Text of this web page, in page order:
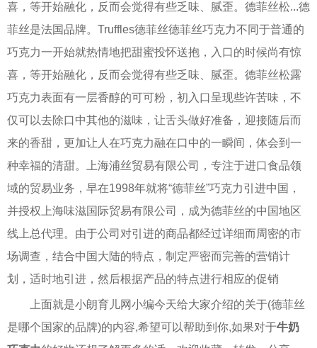
喜，等开始融化，反而会觉得有些乏味、腻歪。德菲丝松...德
菲丝是法国品牌。Truffles德菲丝德菲丝巧克力不同于普通的
巧克力一开始就热情地把甜蜜投怀送抱，入口的时候尚有惊
喜，等开始融化，反而会觉得有些乏味、腻歪。德菲丝松露
巧克力表面有一层香醇的可可粉，初入口呈现些许苦味，不
仅可以去除口中其他的滋味，让舌头做好准备，迎接随后而
来的香甜，更加让人在巧克力融在口中的一瞬间，体会到一
种幸福的清甜。上海浦丝贸易有限公司，专注于进口食品领
域的贸易业务，早在1998年就将“德菲丝”巧克力引进中国，
并授权上海味滋国际贸易有限公司，成为德菲丝的中国地区
线上总代理。由于公司对引进的商品都经过详细而周密的市
场调查，结合中国大陆的特点，制定严密而完善的营销计
划，适时地引进，然后根据产品的特点进行相应的促销
上面就是小朗育儿网小编今天给大家介绍的关于(德菲丝
是哪个国家的品牌)的内容,希望可以帮助到你,如果对于牛奶